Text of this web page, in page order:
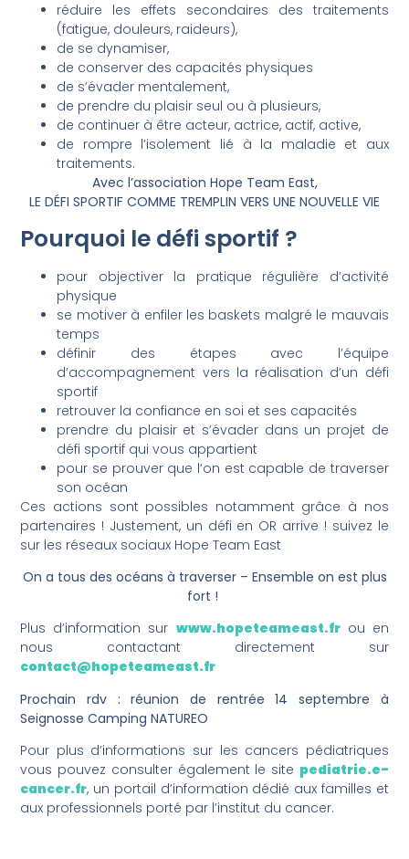
réduire les effets secondaires des traitements
(fatigue, douleurs, raideurs),
de se dynamiser,
de conserver des capacités physiques
de s’évader mentalement,
de prendre du plaisir seul ou à plusieurs,
de continuer à être acteur, actrice, actif, active,
de rompre l’isolement lié à la maladie et aux
traitements.
Avec l’association Hope Team East,
LE DÉFI SPORTIF COMME TREMPLIN VERS UNE NOUVELLE VIE
Pourquoi le défi sportif ?
pour objectiver la pratique régulière d’activité
physique
se motiver à enfiler les baskets malgré le mauvais
temps
définir des étapes avec l’équipe
d’accompagnement vers la réalisation d’un défi
sportif
retrouver la confiance en soi et ses capacités
prendre du plaisir et s’évader dans un projet de
défi sportif qui vous appartient
pour se prouver que l’on est capable de traverser
son océan
Ces actions sont possibles notamment grâce à nos
partenaires ! Justement, un défi en OR arrive ! suivez le
sur les réseaux sociaux Hope Team East
On a tous des océans à traverser – Ensemble on est plus
fort !
Plus d’information sur www.hopeteameast.frou en
nous contactant directement sur
contact@hopeteameast.fr
Prochain rdv : réunion de rentrée 14 septembre à
Seignosse Camping NATUREO
Pour plus d’informations sur les cancers pédiatriques
vous pouvez consulter également le site pediatrie.e-
cancer.fr, un portail d’information dédié aux familles et
aux professionnels porté par l’institut du cancer.